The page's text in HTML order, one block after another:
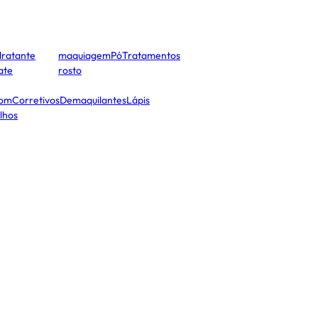
CorretivosDemaquilantesLápis
maquiagemPóTratamentos
rosto